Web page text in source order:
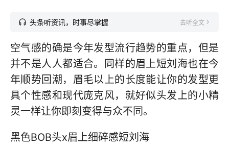
头条听资讯，时事尽掌握 去听全文
空气感的确是今年发型流行趋势的重点，但是
并不是人人都适合。同样的眉上短刘海也在今
年顺势回潮，眉毛以上的长度能让你的发型更
具个性感和现代庞克风，就好似头发上的小精
灵一样让你即刻变得与众不同。
黑色BOB头x眉上细碎感短刘海